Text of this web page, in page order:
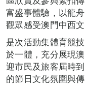
富盛事體驗，以龍
觀眾感受澳門中西
是次活動集體育競
於一體，充分展現
迎市民及旅客屆時
的節日文化氛圍與傳